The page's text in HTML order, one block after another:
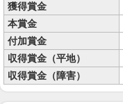
獲得賞金
本賞金
付加賞金
収得賞金（平地）
収得賞金（障害）